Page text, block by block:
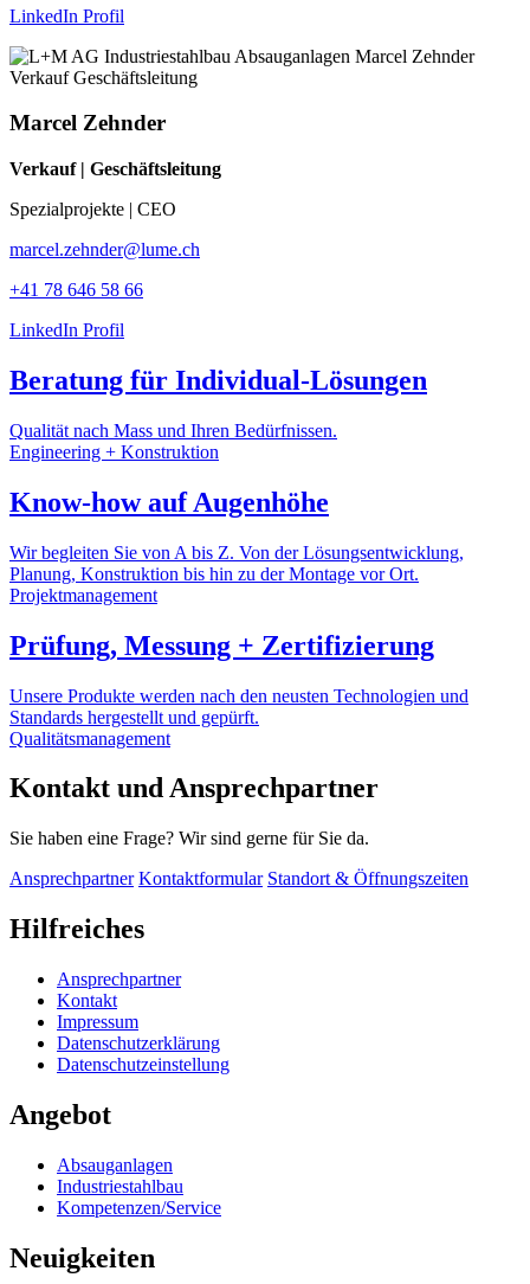
LinkedIn Profil
Marcel Zehnder
Verkauf | Geschäftsleitung
Spezialprojekte | CEO
marcel.zehnder@lume.ch
+41 78 646 58 66
LinkedIn Profil
Beratung für Individual-Lösungen
Qualität nach Mass und Ihren Bedürfnissen.
Engineering + Konstruktion
Know-how auf Augenhöhe
Wir begleiten Sie von A bis Z. Von der Lösungsentwicklung,
Planung, Konstruktion bis hin zu der Montage vor Ort.
Projektmanagement
Prüfung, Messung + Zertifizierung
Unsere Produkte werden nach den neusten Technologien und
Standards hergestellt und gepürft.
Qualitätsmanagement
Kontakt und Ansprechpartner
Sie haben eine Frage? Wir sind gerne für Sie da.
Ansprechpartner Kontaktformular Standort & Öffnungszeiten
Hilfreiches
Ansprechpartner
Kontakt
Impressum
Datenschutzerklärung
Datenschutzeinstellung
Angebot
Absauganlagen
Industriestahlbau
Kompetenzen/Service
Neuigkeiten